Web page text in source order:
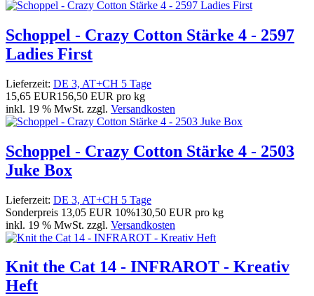
Schoppel - Crazy Cotton Stärke 4 - 2597
Ladies First
Lieferzeit: DE 3, AT+CH 5 Tage
15,65 EUR156,50 EUR pro kg
inkl. 19 % MwSt. zzgl. Versandkosten
Schoppel - Crazy Cotton Stärke 4 - 2503
Juke Box
Lieferzeit: DE 3, AT+CH 5 Tage
Sonderpreis 13,05 EUR 10%130,50 EUR pro kg
inkl. 19 % MwSt. zzgl. Versandkosten
Knit the Cat 14 - INFRAROT - Kreativ
Heft